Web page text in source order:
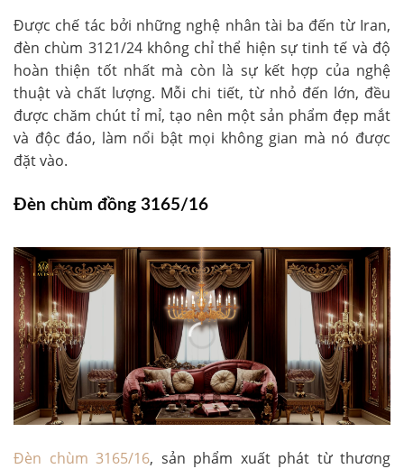
Được chế tác bởi những nghệ nhân tài ba đến từ Iran,
đèn chùm 3121/24 không chỉ thể hiện sự tinh tế và độ
hoàn thiện tốt nhất mà còn là sự kết hợp của nghệ
thuật và chất lượng. Mỗi chi tiết, từ nhỏ đến lớn, đều
được chăm chút tỉ mỉ, tạo nên một sản phẩm đẹp mắt
và độc đáo, làm nổi bật mọi không gian mà nó được
đặt vào.
Đèn chùm đồng 3165/16
Đèn chùm 3165/16, sản phẩm xuất phát từ thương